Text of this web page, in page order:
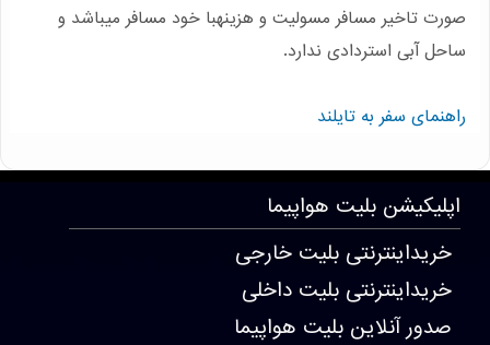
صورت تاخیر مسافر مسولیت و هزینهبا خود مسافر میباشد و
ساحل آبی استردادی ندارد.
راهنمای سفر به تایلند
اپلیکیشن بلیت هواپیما
خریداینترنتی بلیت خارجی
خریداینترنتی بلیت داخلی
صدور آنلاین بلیت هواپیما